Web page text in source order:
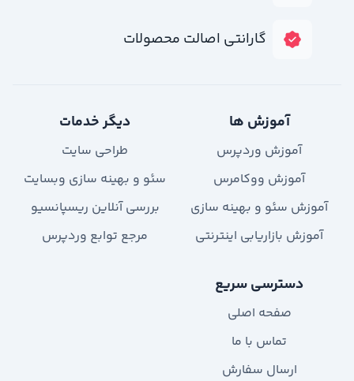
گارانتی اصالت محصولات
آموزش ها
آموزش وردپرس
آموزش ووکامرس
آموزش سئو و بهینه سازی
آموزش بازاریابی اینترنتی
دیگر خدمات
طراحی سایت
سئو و بهینه سازی وبسایت
بررسی آنلاین ریسپانسیو
مرجع توابع وردپرس
دسترسی سریع
صفحه اصلی
تماس با ما
ارسال سفارش